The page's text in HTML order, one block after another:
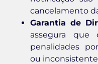
cancelamento
Garantia de
assegura que
penalidades
ou